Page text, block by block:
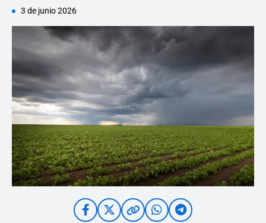
3 de junio 2026